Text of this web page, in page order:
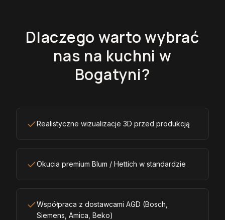
Dlaczego warto wybrać
nas na kuchni w
Bogatyni?
Realistyczne wizualizacje 3D przed produkcją
Okucia premium Blum / Hettich w standardzie
Współpraca z dostawcami AGD (Bosch,
Siemens, Amica, Beko)